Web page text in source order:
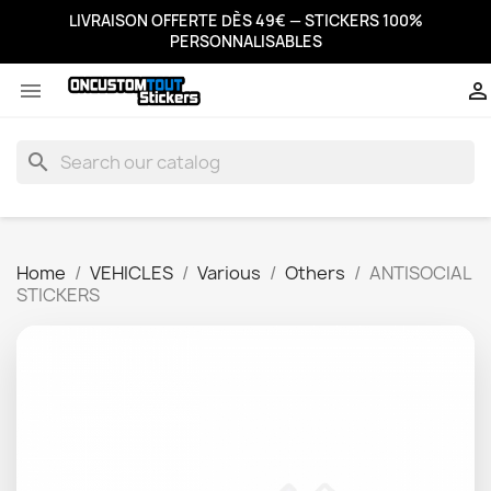
LIVRAISON OFFERTE DÈS 49€ — STICKERS 100%
PERSONNALISABLES
 
search
Home VEHICLES Various Others
ANTISOCIAL
STICKERS